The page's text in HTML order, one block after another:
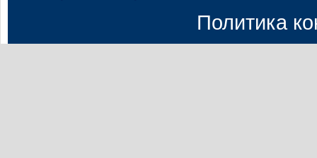
Политика